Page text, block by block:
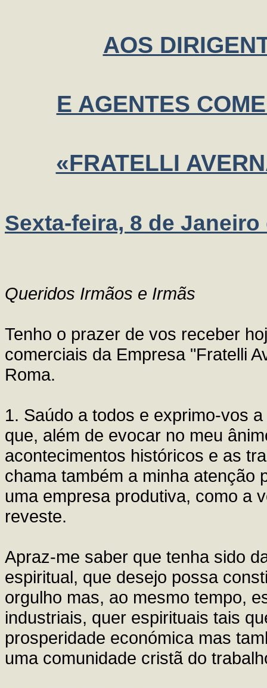
AOS
E AGENTES
«FRATELLI
Sexta-feira, 8 de Janeiro
Queridos Irmãos e Irmãs
Tenho o prazer de vos receber
comerciais da Empresa "Fratelli
Roma.
1. Saúdo a todos e exprimo-vos
que, além de evocar no meu
acontecimentos históricos e as
chama também a minha atenção
uma empresa produtiva, como a
reveste.
Apraz-me saber que tenha sido
espiritual, que desejo possa
orgulho mas, ao mesmo tempo,
industriais, quer espirituais tais
prosperidade económica mas
uma comunidade cristã do